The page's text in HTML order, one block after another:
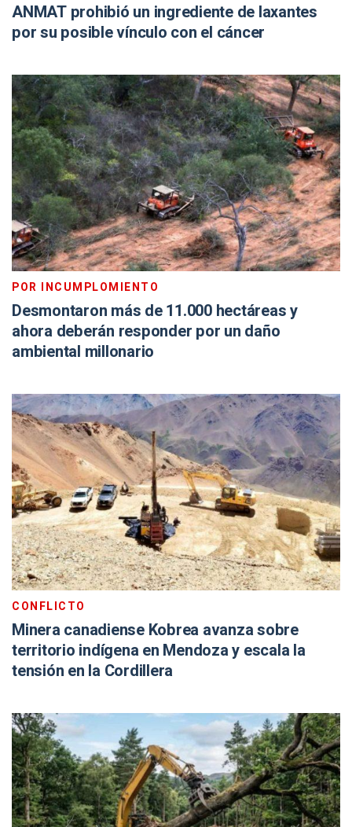
ANMAT prohibió un ingrediente de laxantes
por su posible vínculo con el cáncer
POR INCUMPLOMIENTO
Desmontaron más de 11.000 hectáreas y
ahora deberán responder por un daño
ambiental millonario
CONFLICTO
Minera canadiense Kobrea avanza sobre
territorio indígena en Mendoza y escala la
tensión en la Cordillera